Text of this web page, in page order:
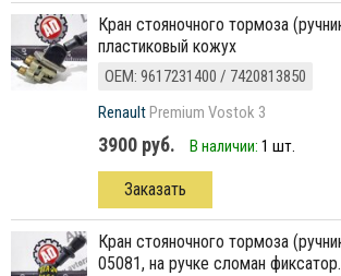
кран стояночного тормоза (ручник) б/у \ Сломан
пластиковый кожух
ОЕМ: 9617231400 / 7420813850
Renault Premium Vostok 3
3900 руб. В наличии: 1 шт.
Заказать
кран стояночного тормоза (ручник) б/у \ ОЕМ:
05081, на ручке сломан фиксатор.